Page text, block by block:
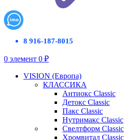
8 916-187-8015
0 элемент 0 ₽
VISION (Европа)
КЛАССИКА
Антиокс Classic
Детокс Classic
Пакс Classic
Нутримакс Classic
Свелтформ Classic
Хромвитал Classic